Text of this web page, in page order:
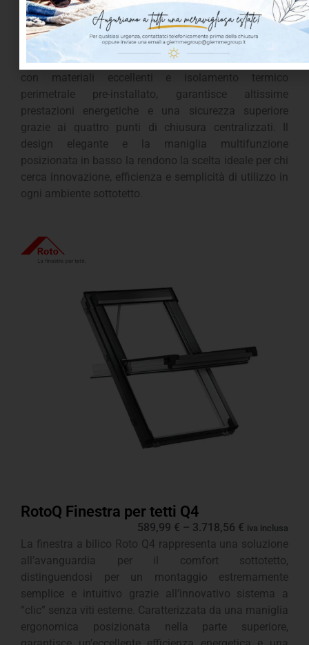
rappresenta il top di gamma per comfort e
funzionalità, grazie alla doppia modalità di apertura
che consente la massima libertà di movimento e una
vista panoramica senza ingombri interni. Realizzata
con materiali eccellenti e isolamento termico
perimetrale pre-installato, garantisce altissime
prestazioni energetiche e una sicurezza superiore
grazie ai quattro punti di chiusura centralizzati. Il
design elegante e la maniglia multifunzione
posizionata in basso la rendono la scelta ideale per chi
cerca innovazione, efficienza e semplicità di utilizzo in
ogni ambiente sottotetto.
RotoQ Finestra per tetti Q4
589,99 € – 3.718,56 € iva inclusa
La finestra a bilico Roto Q4 rappresenta una soluzione
all’avanguardia per il comfort sottotetto,
distinguendosi per un montaggio estremamente
semplice e intuitivo grazie all’innovativo sistema a
“clic” senza viti esterne. Caratterizzata da una maniglia
ergonomica posizionata nella parte superiore,